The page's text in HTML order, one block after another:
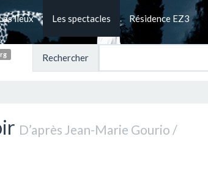
lieux Les spectacles Résidence EZ3
Rechercher
D’après Jean-Marie Gourio /